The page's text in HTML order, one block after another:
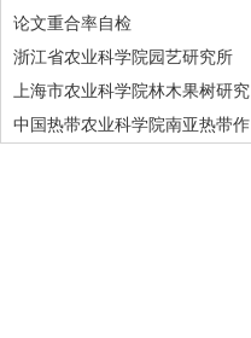
论文重合率自检
浙江省农业科学院园艺研究所
上海市农业科学院林木果树研究
中国热带农业科学院南亚热带作